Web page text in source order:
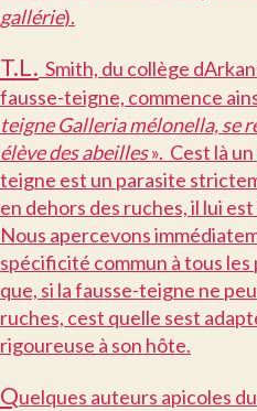
gallérie).
T.L. Smith, du collège
fausse-teigne, commence
teigne Galleria mélonella, se
élève des abeilles». Cest là
teigne est un parasite
en dehors des ruches, il lui
Nous apercevons
spécificité commun à tous
que, si la fausse-teigne ne
ruches, cest quelle sest
rigoureuse à son hôte.
Quelques auteurs apicoles